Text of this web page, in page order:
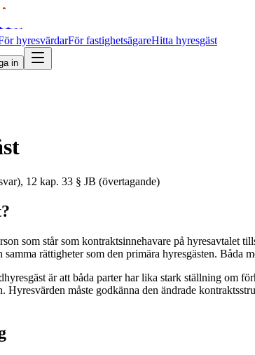
hyresvärdarFör fastighetsägareHitta hyresgäst
in
12 kap. 33 § JB (övertagande)
som står som kontraktsinnehavare på hyresavtalet
samma rättigheter som den primära hyresgästen.
är att båda parter har lika stark ställning om
Hyresvärden måste godkänna den ändrade